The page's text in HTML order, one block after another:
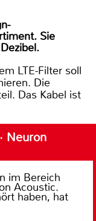
Sie
LTE-Filter soll
Die
Das Kabel ist
Neuron
im Bereich
Acoustic.
haben, hat